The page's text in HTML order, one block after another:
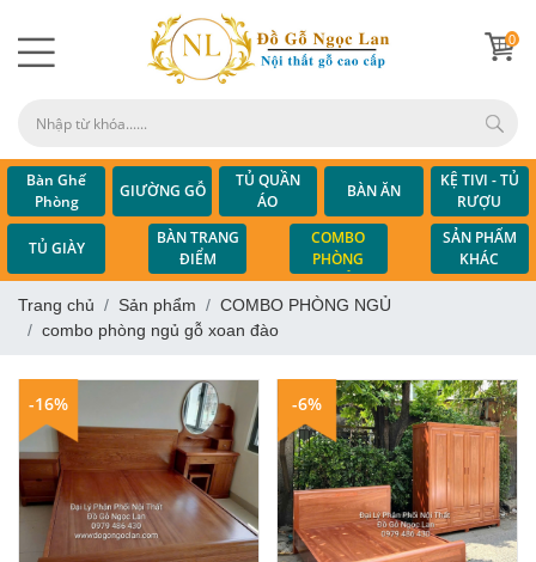
0
Bàn Ghế
Phòng
Khách
GIƯỜNG GỖ
TỦ QUẦN
ÁO
BÀN ĂN
KỆ TIVI - TỦ
RƯỢU
TỦ GIÀY
BÀN TRANG
ĐIỂM
COMBO
PHÒNG
NGỦ
SẢN PHẨM
KHÁC
Trang chủ Sản phẩm
COMBO PHÒNG NGỦ
combo phòng ngủ gỗ xoan đào
-16% -6%